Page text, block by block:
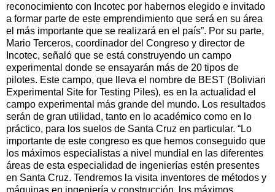
reconocimiento con Incotec por habernos elegido e invitado
a formar parte de este emprendimiento que será en su área
el más importante que se realizará en el país”. Por su parte,
Mario Terceros, coordinador del Congreso y director de
Incotec, señaló que se está construyendo un campo
experimental donde se ensayarán más de 20 tipos de
pilotes. Este campo, que lleva el nombre de BEST (Bolivian
Experimental Site for Testing Piles), es en la actualidad el
campo experimental más grande del mundo. Los resultados
serán de gran utilidad, tanto en lo académico como en lo
práctico, para los suelos de Santa Cruz en particular. “Lo
importante de este congreso es que hemos conseguido que
los máximos especialistas a nivel mundial en las diferentes
áreas de esta especialidad de ingenierías estén presentes
en Santa Cruz. Tendremos la visita inventores de métodos y
máquinas en ingeniería y construcción, los máximos